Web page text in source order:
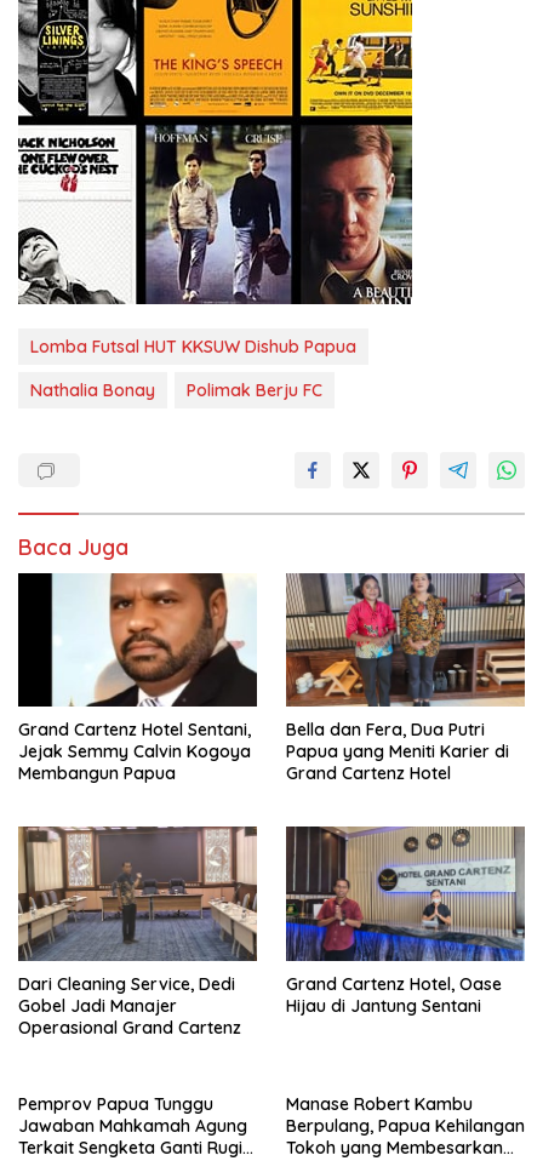
Lomba Futsal HUT KKSUW Dishub Papua
Nathalia Bonay
Polimak Berju FC
Baca Juga
Grand Cartenz Hotel Sentani,
Jejak Semmy Calvin Kogoya
Membangun Papua
Bella dan Fera, Dua Putri
Papua yang Meniti Karier di
Grand Cartenz Hotel
Dari Cleaning Service, Dedi
Gobel Jadi Manajer
Operasional Grand Cartenz
Grand Cartenz Hotel, Oase
Hijau di Jantung Sentani
Pemprov Papua Tunggu
Jawaban Mahkamah Agung
Terkait Sengketa Ganti Rugi
Manase Robert Kambu
Berpulang, Papua Kehilangan
Tokoh yang Membesarkan